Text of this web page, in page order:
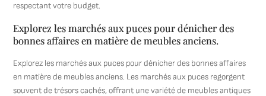
respectant votre budget.
Explorez les marchés aux puces pour dénicher des
bonnes affaires en matière de meubles anciens.
Explorez les marchés aux puces pour dénicher des bonnes affaires
en matière de meubles anciens. Les marchés aux puces regorgent
souvent de trésors cachés, offrant une variété de meubles antiques